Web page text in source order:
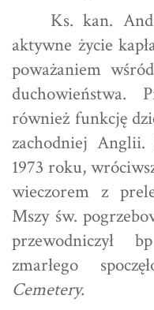
Ks. kan.
aktywne życie
poważaniem
duchowieństwa.
również funkcję
zachodniej Anglii.
1973 roku,
wieczorem z
Mszy św.
przewodniczył bp
zmarłego
Cemetery.